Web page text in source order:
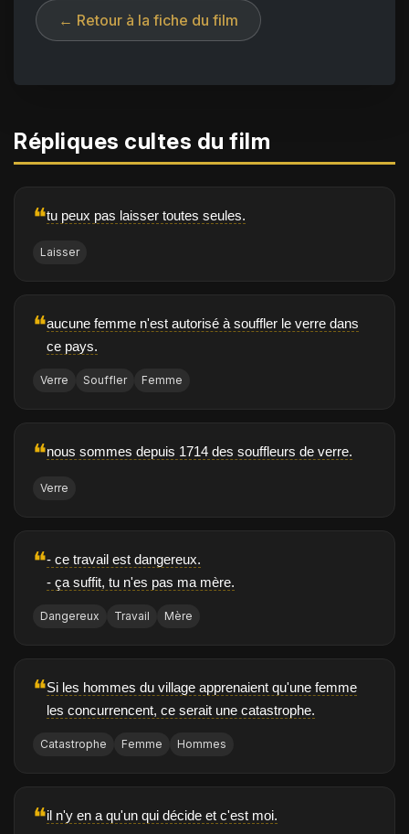
← Retour à la fiche du film
Répliques cultes du film
❝tu peux pas laisser toutes seules.
Laisser
❝aucune femme n'est autorisé à souffler le verre dans
ce pays.
Verre Souffler Femme
❝nous sommes depuis 1714 des souffleurs de verre.
Verre
❝- ce travail est dangereux.
- ça suffit, tu n'es pas ma mère.
Dangereux Travail Mère
❝Si les hommes du village apprenaient qu'une femme
les concurrencent, ce serait une catastrophe.
Catastrophe Femme Hommes
❝il n'y en a qu'un qui décide et c'est moi.